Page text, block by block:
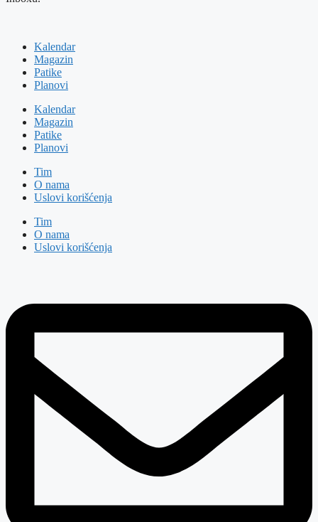
Kalendar
Magazin
Patike
Planovi
Kalendar
Magazin
Patike
Planovi
Tim
O nama
Uslovi korišćenja
Tim
O nama
Uslovi korišćenja